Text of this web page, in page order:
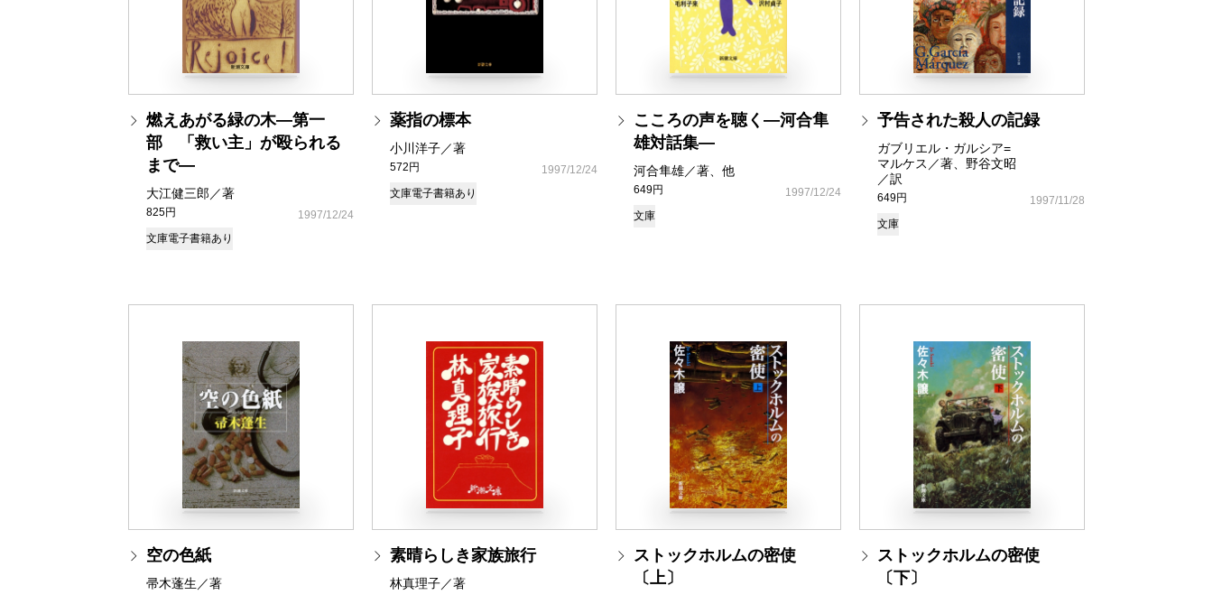
燃えあがる緑の木―第一
部 「救い主」が殴られる
まで―
大江健三郎／著
825円
1997/12/24
文庫電子書籍あり
薬指の標本
小川洋子／著
572円
1997/12/24
文庫電子書籍あり
こころの声を聴く―河合隼
雄対話集―
河合隼雄／著、他
649円
1997/12/24
文庫
予告された殺人の記録
ガブリエル・ガルシア=
マルケス／著、野谷文昭
／訳
649円
1997/11/28
文庫
空の色紙
帚木蓬生／著
素晴らしき家族旅行
林真理子／著
ストックホルムの密使
〔上〕
ストックホルムの密使
〔下〕